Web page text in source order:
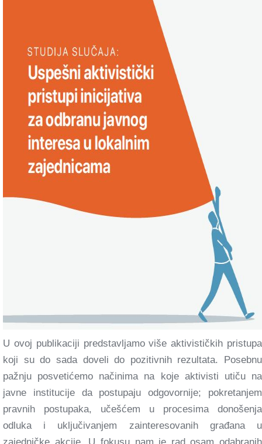
U ovoj publikaciji predstavljamo više aktivističkih pristupa
koji su do sada doveli do pozitivnih rezultata. Posebnu
pažnju posvetićemo načinima na koje aktivisti utiču na
javne institucije da postupaju odgovornije; pokretanjem
pravnih postupaka, učešćem u procesima donošenja
odluka i uključivanjem zainteresovanih građana u